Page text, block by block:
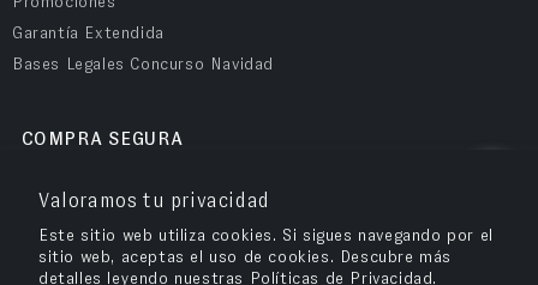
Valoramos tu privacidad
Este sitio web utiliza cookies. Si sigues navegando por el
sitio web, aceptas el uso de cookies. Descubre más
detalles leyendo nuestras Políticas de Privacidad.
Garantía Extendida
Bases Legales Concurso Navidad
COMPRA SEGURA